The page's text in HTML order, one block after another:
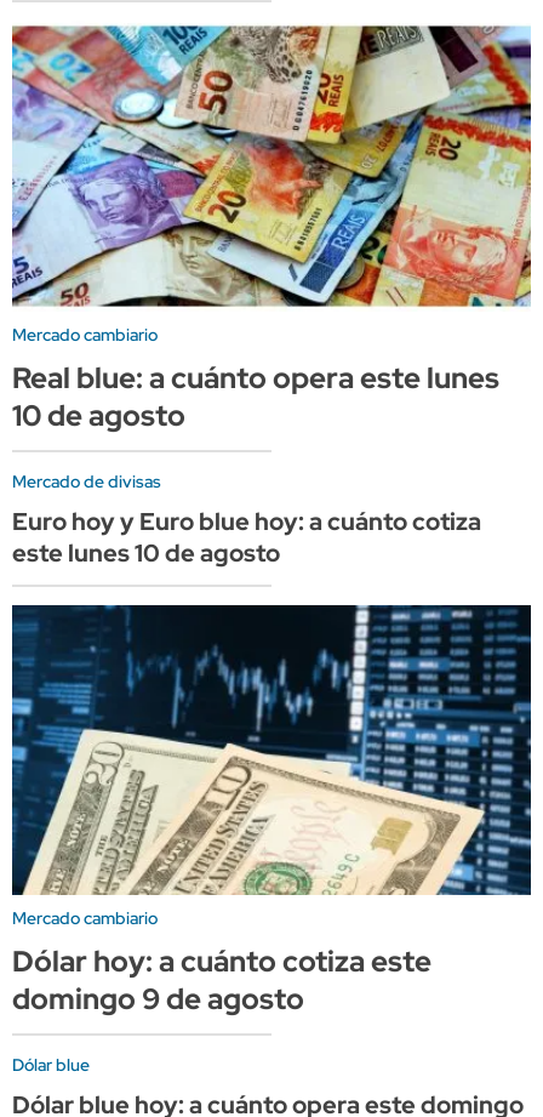
Mercado cambiario
Real blue: a cuánto opera este lunes
10 de agosto
Mercado de divisas
Euro hoy y Euro blue hoy: a cuánto cotiza
este lunes 10 de agosto
Mercado cambiario
Dólar hoy: a cuánto cotiza este
domingo 9 de agosto
Dólar blue
Dólar blue hoy: a cuánto opera este domingo